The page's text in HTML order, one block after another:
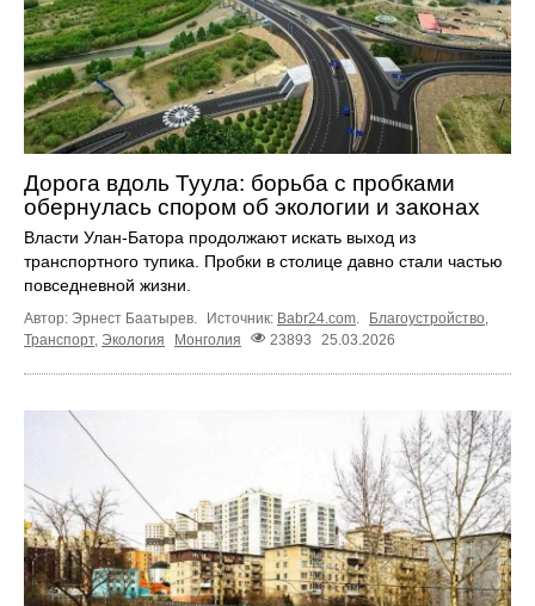
Дорога вдоль Туула: борьба с пробками
обернулась спором об экологии и законах
Власти Улан-Батора продолжают искать выход из
транспортного тупика. Пробки в столице давно стали частью
повседневной жизни.
Автор: Эрнест Баатырев. Источник: Babr24.com. Благоустройство,
Транспорт, Экология Монголия 23893 25.03.2026